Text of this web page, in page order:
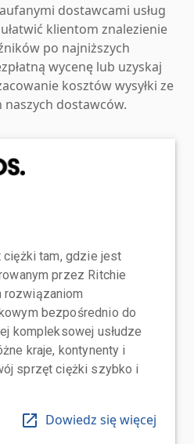
dostawcami usług
klientom znalezienie
po najniższych
wycenę lub uzyskaj
kosztów wysyłki ze
dostawców.
tam, gdzie jest
przez Ritchie
rozwiązaniom
bezpośrednio do
kompleksowej usłudze
kraje, kontynenty i
sprzęt ciężki szybko i
Dowiedz się więcej